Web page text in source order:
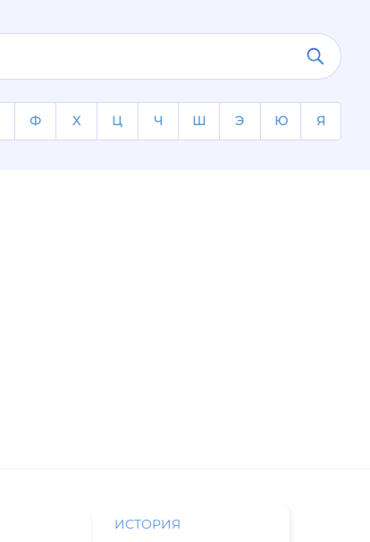
Ф Х Ц Ч Ш Э Ю Я
ИСТОРИЯ